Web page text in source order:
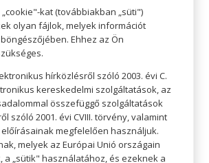
elfelejteni, hogy a jutalom és a
nem ugyanaz: jutalmat előre
a lehetséges negatív viselkedés
kat (továbbiakban „süti")
olyan fájlok, melyek információt
Ehhez az Ön
hírközlésről szóló 2003. évi C.
kereskedelmi szolgáltatások, az
összefüggő szolgáltatások
szóló 2001. évi CVIII. törvény, valamint
előírásainak megfelelően használjuk.
melyek az Európai Unió országain
a „sütik" használatához, és ezeknek a